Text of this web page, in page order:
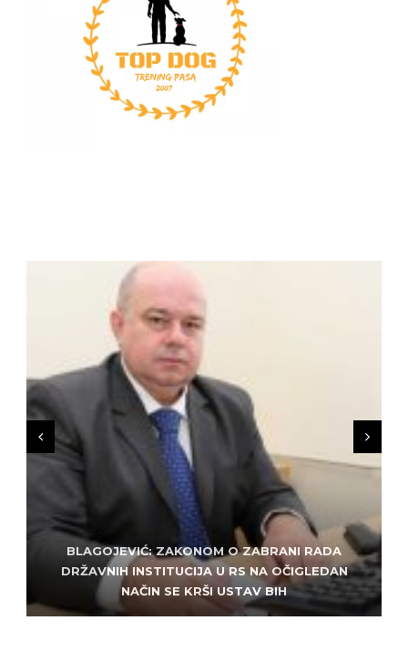
BLAGOJEVIĆ: ZAKONOM O ZABRANI RADA
DRŽAVNIH INSTITUCIJA U RS NA OČIGLEDAN
NAČIN SE KRŠI USTAV BIH
ZLATKO MILETIĆ: DODIK NEMA KUD OD
KRIMINALA, LJUDE IZ REPUBLIEK SRPSKE VUČE U
HAOS
SARAJEVO: ALEM MUDŽELET – ČOVJEK OD
POVJERENJA